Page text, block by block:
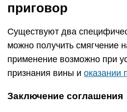
приговор
Существуют два
можно получить смягчение
применение возможно при
признания вины и оказании
Заключение соглашения